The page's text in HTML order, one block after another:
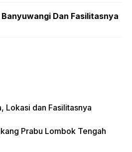
Dan Fasilitasnya
Lokasi dan Fasilitasnya
Prabu Lombok Tengah